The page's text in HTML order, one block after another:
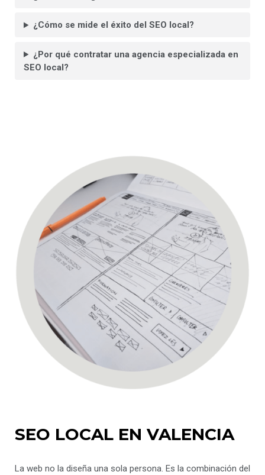
¿Cómo se mide el éxito del SEO local?
¿Por qué contratar una agencia especializada en
SEO local?
SEO LOCAL EN VALENCIA
La web no la diseña una sola persona. Es la combinación del